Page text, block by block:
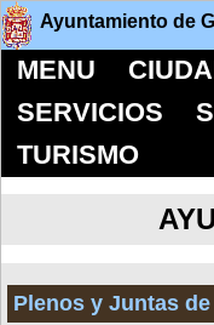
Ayuntamiento de
MENU
SERVICIOS
TURISMO
Plenos y Juntas